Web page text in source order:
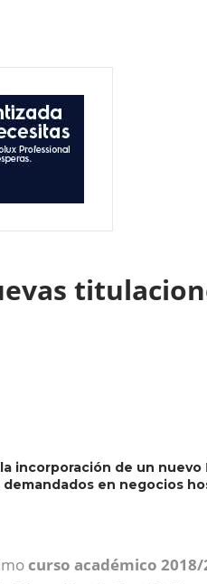
incorporación de un nuevo
demandados en negocios
curso académico